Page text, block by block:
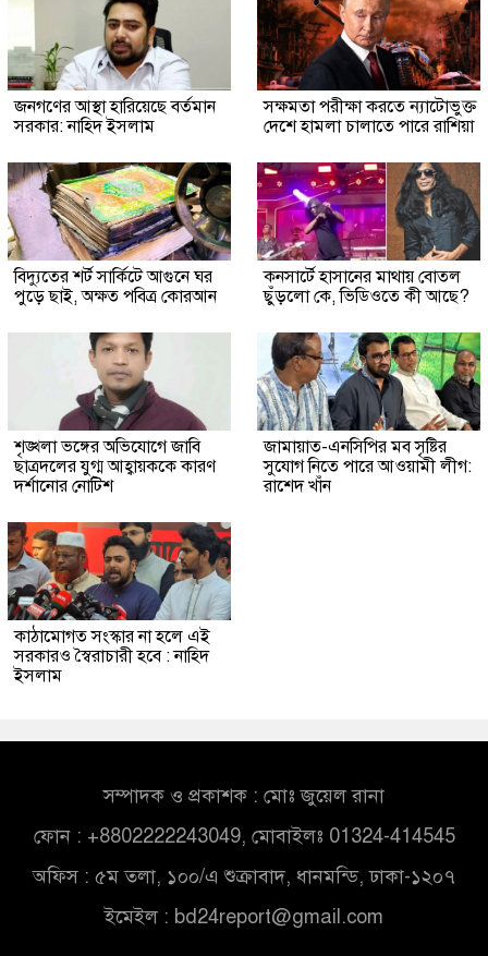
জনগণের আস্থা হারিয়েছে বর্তমান
সরকার: নাহিদ ইসলাম
সক্ষমতা পরীক্ষা করতে ন্যাটোভুক্ত
দেশে হামলা চালাতে পারে রাশিয়া
বিদ্যুতের শর্ট সার্কিটে আগুনে ঘর
পুড়ে ছাই, অক্ষত পবিত্র কোরআন
কনসার্টে হাসানের মাথায় বোতল
ছুঁড়লো কে, ভিডিওতে কী আছে?
শৃঙ্খলা ভঙ্গের অভিযোগে জাবি
ছাত্রদলের যুগ্ম আহ্বায়ককে কারণ
দর্শানোর নোটিশ
জামায়াত-এনসিপির মব সৃষ্টির
সুযোগ নিতে পারে আওয়ামী লীগ:
রাশেদ খাঁন
কাঠামোগত সংস্কার না হলে এই
সরকারও স্বৈরাচারী হবে : নাহিদ
ইসলাম
সম্পাদক ও প্রকাশক : মোঃ জুয়েল রানা
ফোন : +8802222243049, মোবাইলঃ 01324-414545
অফিস : ৫ম তলা, ১০০/এ শুক্রাবাদ, ধানমন্ডি, ঢাকা-১২০৭
ইমেইল : bd24report@gmail.com